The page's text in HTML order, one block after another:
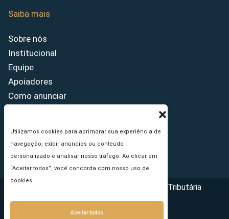
Utilizamos cookies para aprimorar sua experiência de
navegação, exibir anúncios ou conteúdo
personalizado e analisar nosso tráfego. Ao clicar em
“Aceitar todos”, você concorda com nosso uso de
cookies.
Aceitar todos
Saiba mais
Sobre nós
Institucional
Equipe
Apoiadores
Como anunciar
Princípios Editoriais
Copyright © 2026 - Portal da Reforma Tributária